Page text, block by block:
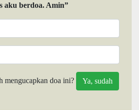
aku berdoa. Amin”
mengucapkan doa ini?